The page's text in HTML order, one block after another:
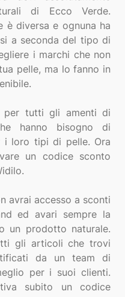
di Ecco Verde.
è diversa e ognuna ha
a seconda del tipo di
i marchi che non
pelle, ma lo fanno in
per tutti gli amenti di
hanno bisogno di
i loro tipi di pelle. Ora
un codice sconto
avrai accesso a sconti
ed avari sempre la
un prodotto naturale.
gli articoli che trovi
da un team di
per i suoi clienti.
subito un codice